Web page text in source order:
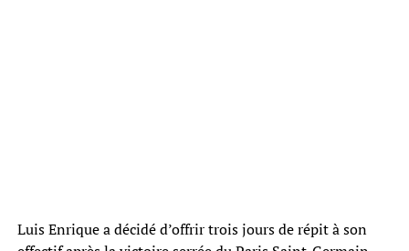
Luis Enrique a décidé d’offrir trois jours de répit à son